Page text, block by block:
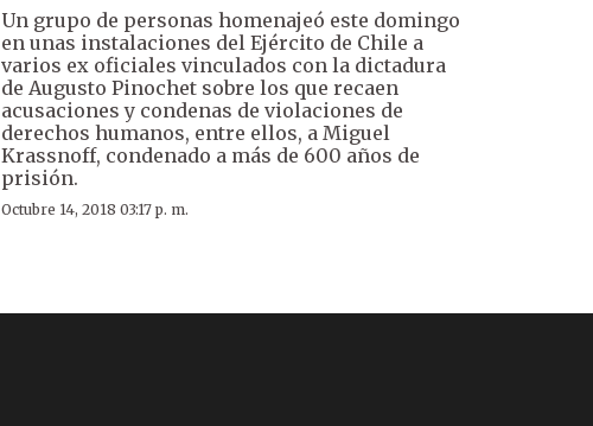
Un grupo de personas homenajeó este domingo
en unas instalaciones del Ejército de Chile a
varios ex oficiales vinculados con la dictadura
de Augusto Pinochet sobre los que recaen
acusaciones y condenas de violaciones de
derechos humanos, entre ellos, a Miguel
Krassnoff, condenado a más de 600 años de
prisión.
Octubre 14, 2018 03:17 p. m.